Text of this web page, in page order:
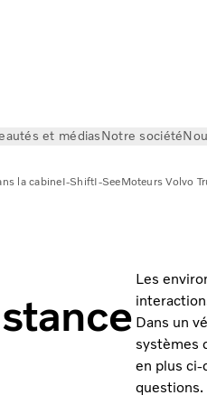
et médiasNotre société
la cabineI-ShiftI-SeeMoteurs Volvo
Les
Dans un
systèmes
en plus ci-
questions.